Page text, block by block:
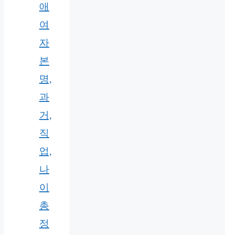
애
여
자
본
명,
과
거,
직
업,
나
이
총
정